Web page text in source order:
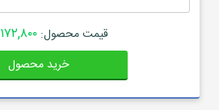
قیمت محصول: ۱۷۲,۸۰۰ تومان
خرید محصول